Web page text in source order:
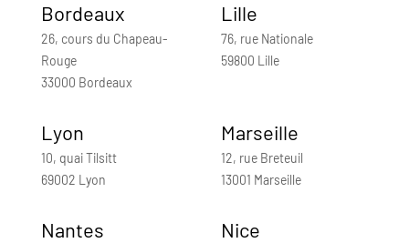
Bordeaux
26, cours du Chapeau-
Rouge
33000 Bordeaux
Lille
76, rue Nationale
59800 Lille
Lyon
10, quai Tilsitt
69002 Lyon
Marseille
12, rue Breteuil
13001 Marseille
Nantes Nice